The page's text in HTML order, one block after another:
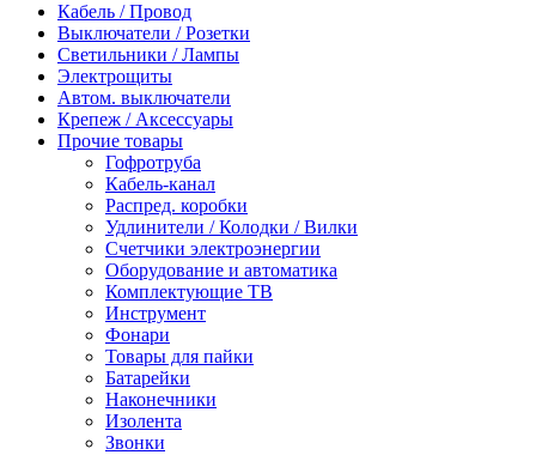
Кабель / Провод
Выключатели / Розетки
Светильники / Лампы
Электрощиты
Автом. выключатели
Крепеж / Аксессуары
Прочие товары
Гофротруба
Кабель-канал
Распред. коробки
Удлинители / Колодки / Вилки
Счетчики электроэнергии
Оборудование и автоматика
Комплектующие ТВ
Инструмент
Фонари
Товары для пайки
Батарейки
Наконечники
Изолента
Звонки